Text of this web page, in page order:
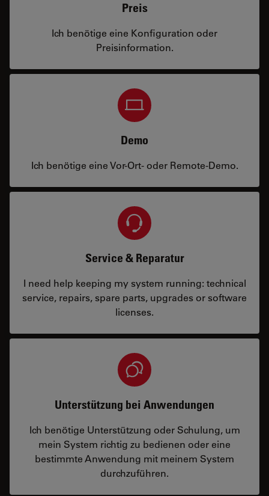
Preis
Ich benötige eine Konfiguration oder
Preisinformation.
Demo
Ich benötige eine Vor-Ort- oder Remote-Demo.
Service & Reparatur
I need help keeping my system running: technical
service, repairs, spare parts, upgrades or software
licenses.
Unterstützung bei Anwendungen
Ich benötige Unterstützung oder Schulung, um
mein System richtig zu bedienen oder eine
bestimmte Anwendung mit meinem System
durchzuführen.